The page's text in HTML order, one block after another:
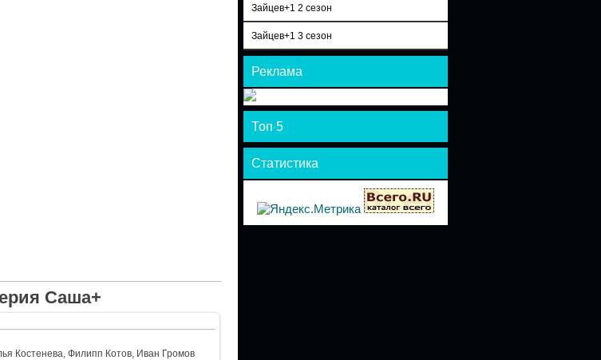
Саша+
Костенева, Филипп Котов, Иван Громов
Зайцев+1 2 сезон
Зайцев+1 3 сезон
Реклама
Топ 5
Статистика